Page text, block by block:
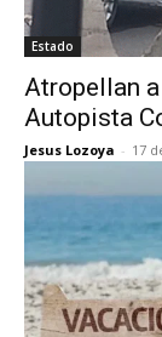
Estado
Atropellan
Autopista
Jesus Lozoya - 17